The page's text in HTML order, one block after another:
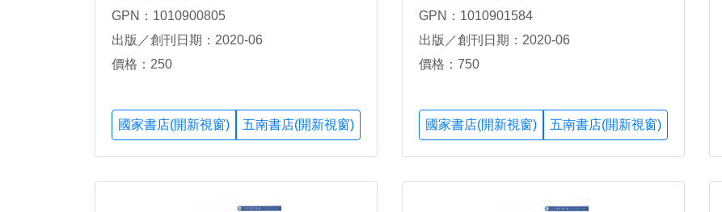
GPN：1010900805
出版／創刊日期：2020-06
價格：250
國家書店(開新視窗) 五南書店(開新視窗)
GPN：1010901584
出版／創刊日期：2020-06
價格：750
國家書店(開新視窗) 五南書店(開新視窗)